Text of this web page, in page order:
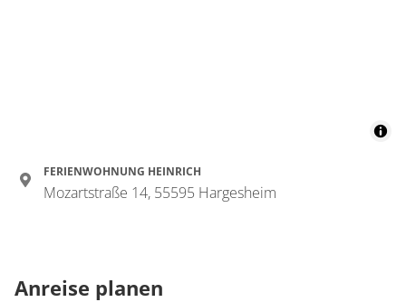
FERIENWOHNUNG HEINRICH
Mozartstraße 14, 55595 Hargesheim
Anreise planen